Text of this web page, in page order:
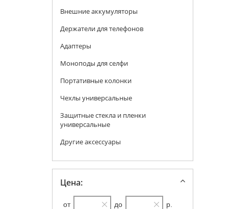
Внешние аккумуляторы
Держатели для телефонов
Адаптеры
Моноподы для селфи
Портативные колонки
Чехлы универсальные
Защитные стекла и пленки
универсальные
Другие аксессуары
Цена:
от до р.